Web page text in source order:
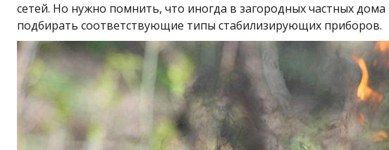
сетей. Но нужно помнить, что иногда в загородных частных
подбирать соответствующие типы стабилизирующих приборов.